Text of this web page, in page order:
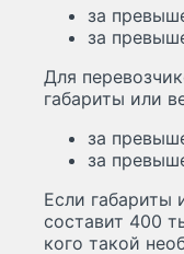
за
за
Для
габариты или
за
за
Если габариты
составит 400
кого такой